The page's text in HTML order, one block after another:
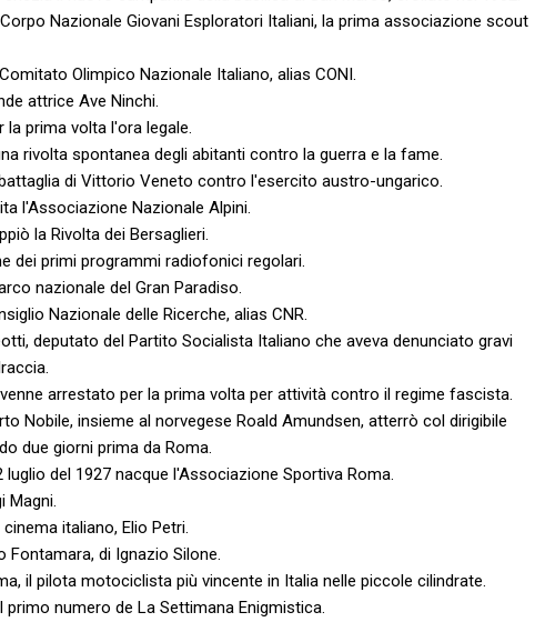
Nazionale Giovani Esploratori Italiani, la prima associazione scout
Olimpico Nazionale Italiano, alias CONI.
attrice Ave Ninchi.
la prima volta l'ora legale.
rivolta spontanea degli abitanti contro la guerra e la fame.
di Vittorio Veneto contro l'esercito austro-ungarico.
l'Associazione Nazionale Alpini.
la Rivolta dei Bersaglieri.
dei primi programmi radiofonici regolari.
nazionale del Gran Paradiso.
Nazionale delle Ricerche, alias CNR.
deputato del Partito Socialista Italiano che aveva denunciato gravi
arrestato per la prima volta per attività contro il regime fascista.
Nobile, insieme al norvegese Roald Amundsen, atterrò col dirigibile
due giorni prima da Roma.
del 1927 nacque l'Associazione Sportiva Roma.
Magni.
italiano, Elio Petri.
Fontamara, di Ignazio Silone.
il pilota motociclista più vincente in Italia nelle piccole cilindrate.
numero de La Settimana Enigmistica.